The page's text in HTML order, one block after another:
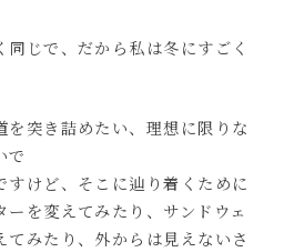
じで、だから私は冬にすごく
を突き詰めたい、理想に限りな
で
けど、そこに辿り着くために
を変えてみたり、サンドウェ
てみたり、外からは見えないさ